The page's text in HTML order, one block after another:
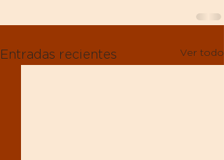
Entradas recientes Ver todo